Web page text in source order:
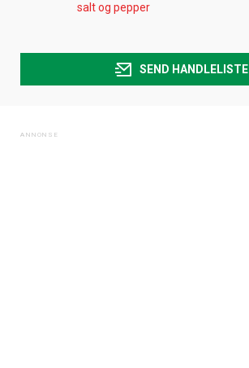
salt og pepper
SEND HANDLELISTE